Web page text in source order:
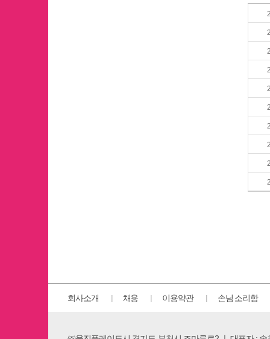
회사소개 채용 이용약관 손님 소리함